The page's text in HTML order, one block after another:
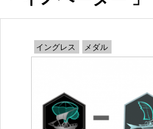
イングレス メダル